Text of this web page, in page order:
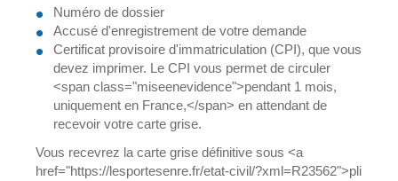
Numéro de dossier
Accusé d'enregistrement de votre demande
Certificat provisoire d'immatriculation (CPI), que vous
devez imprimer. Le CPI vous permet de circuler
<span class="miseenevidence">pendant 1 mois,
uniquement en France,</span> en attendant de
recevoir votre carte grise.
Vous recevrez la carte grise définitive sous <a
href="https://lesportesenre.fr/etat-civil/?xml=R23562">pli